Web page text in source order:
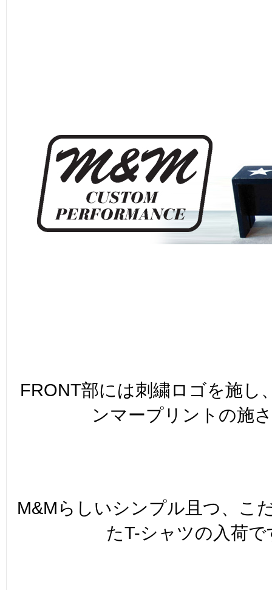
FRONT部には刺繍ロゴを施し
ンマープリントの施
M&Mらしいシンプル且つ、こ
たT-シャツの入荷で